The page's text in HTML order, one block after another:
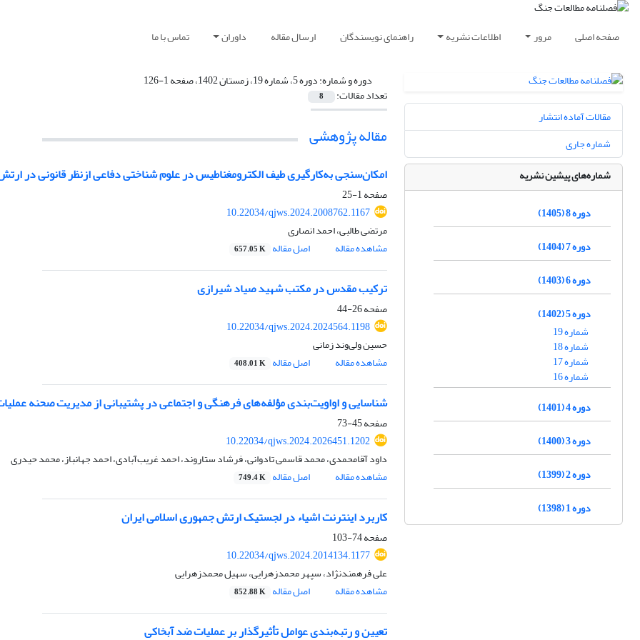
صفحه اصلی مرور اطلاعات نشریه راهنمای نویسندگان ارسال مقاله داوران تماس با ما
دوره و شماره:دوره 5، شماره 19، زمستان 1402، صفحه 1-126
تعداد مقالات: 8
مقاله پژوهشی
امکان‌سنجی به‌کارگیری طیف الکترومغناطیس در علوم شناختی دفاعی ازنظر قانونی در
صفحه1-25
10.22034/qjws.2024.2008762.1167
مرتضی طالبی، احمد انصاری
مشاهده مقاله
اصل مقاله 657.05 K
ترکیب مقدس در مکتب شهید صیاد شیرازی
صفحه26-44
10.22034/qjws.2024.2024564.1198
حسین ولی‌وند زمانی
مشاهده مقاله
اصل مقاله 408.01 K
شناسایی و اواویت‌بندی مؤلفه‌‌های فرهنگی و اجتماعی در پشتیبانی از مدیریت صحنه
صفحه45-73
10.22034/qjws.2024.2026451.1202
داود آقامحمدی، محمد قاسمی تادوانی، فرشاد ستاروند، احمد غریب‌آبادی، احمد جهانباز، محمد حیدری
مشاهده مقاله
اصل مقاله 749.4 K
کاربرد اینترنت اشیاء در لجستیک ارتش جمهوری اسلامی ایران
صفحه74-103
10.22034/qjws.2024.2014134.1177
علی فرهمندنژاد، سپهر محمدزهرایی، سهیل محمدزهرایی
مشاهده مقاله
اصل مقاله 852.88 K
تعیین و رتبه‌بندی عوامل تأثیرگذار بر عملیات ضد آبخاکی
مقالات آماده انتشار
شماره جاری
شماره‌های پیشین نشریه
دوره 8 (1405)
دوره 7 (1404)
دوره 6 (1403)
دوره 5 (1402)
شماره 19
شماره 18
شماره 17
شماره 16
دوره 4 (1401)
دوره 3 (1400)
دوره 2 (1399)
دوره 1 (1398)